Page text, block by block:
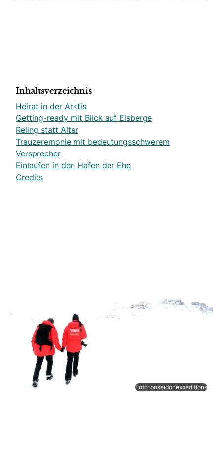
Inhaltsverzeichnis
Heirat in der Arktis
Getting-ready mit Blick auf Eisberge
Reling statt Altar
Trauzeremonie mit bedeutungsschwerem
Versprecher
Einlaufen in den Hafen der Ehe
Credits
Foto: poseidonexpeditions